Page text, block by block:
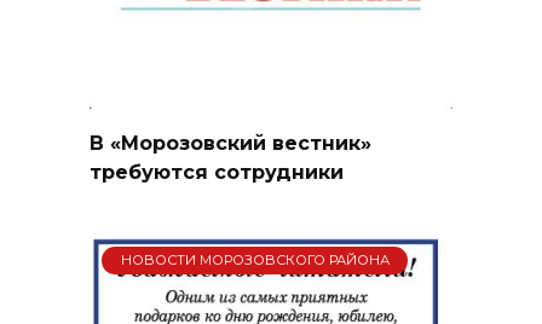
В «Морозовский вестник»
требуются сотрудники
НОВОСТИ МОРОЗОВСКОГО РАЙОНА